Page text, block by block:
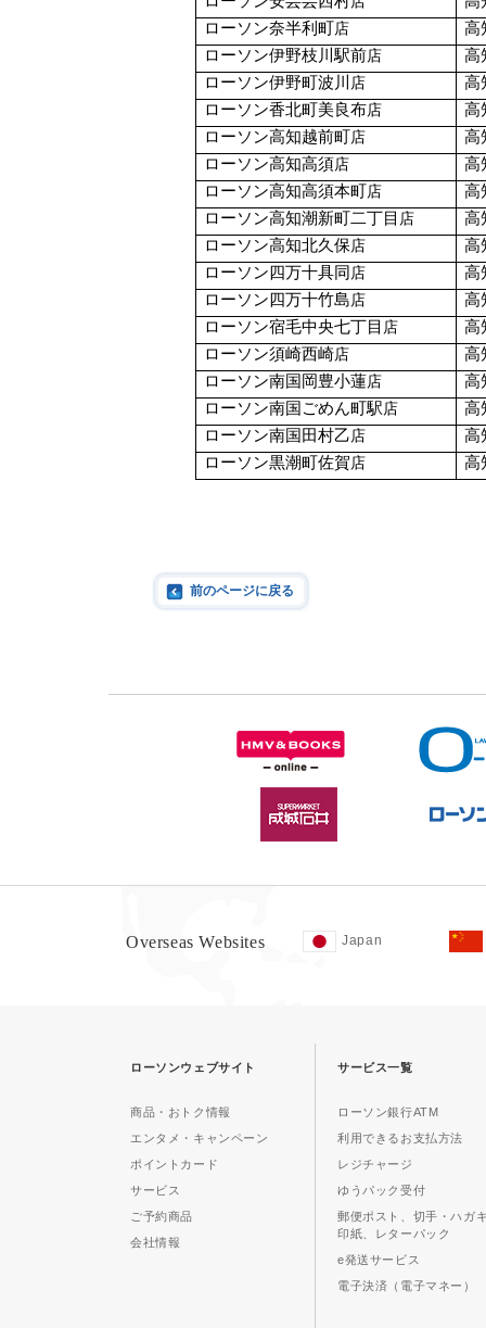
ローソン奈半利町店
高
ローソン伊野枝川駅前店
高
ローソン伊野町波川 店
高
ローソン香北町美良布店
高
ローソン高知越前町店
高
ローソン高知高須店
高
ローソン高知高須本町店
高
ローソン高知潮新町二丁目 店
高
ローソン高知北久保店
高
ローソン四万十具同 店
高
ローソン四万十竹島店
高
ローソン宿毛中央七丁目 店
高
ローソン須崎西崎店
高
ローソン南国岡豊小蓮店
高
ローソン南国ごめん町駅店
高
ローソン南国田村乙店
高
ローソン黒潮町佐賀店 高
前のページに戻る
Overseas Websites Japan
ローソンウェブサイト
商品・おトク情報
エンタメ・キャンペーン
ポイントカード
サービス
ご予約商品
会社情報
サービス一覧
ローソン銀行ATM
利用できるお支払方法
レジチャージ
ゆうパック受付
郵便ポスト、切手・ハガ
印紙、レターパック
e発送サービス
電子決済（電子マネー）